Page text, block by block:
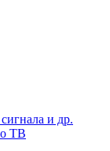
и др.
ТВ